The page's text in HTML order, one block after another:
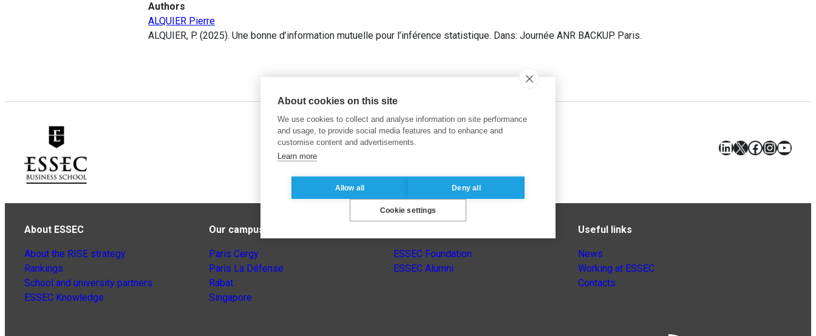
Authors
ALQUIER Pierre
ALQUIER, P. (2025). Une bonne d’information mutuelle pour l’inférence statistique. Dans: Journée ANR BACKUP. Paris.
LinkedIn
X Facebook
About ESSEC
About the RISE strategy
Rankings
School and university partners
ESSEC Knowledge
Our campuses
Paris Cergy
Paris La Défense
Rabat
Singapore
ESSEC Foundation
ESSEC Alumni
Useful links
News
Working at ESSEC
Contacts
About cookies on this site
We use cookies to collect and analyse information on site performance
and usage, to provide social media features and to enhance and
customise content and advertisements.
Learn more
Allow all Deny all
Cookie settings